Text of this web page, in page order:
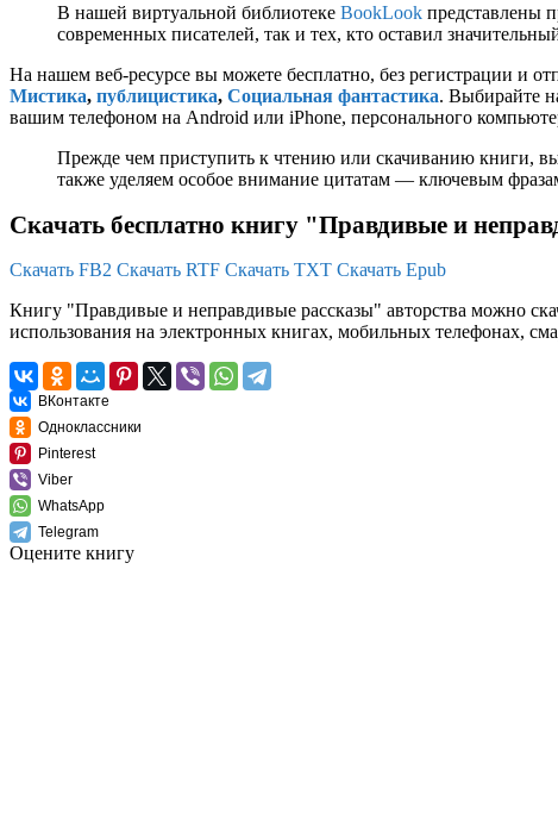
В нашей виртуальной библиотеке BookLook представлены
современных писателей, так и тех, кто оставил
На нашем веб-ресурсе вы можете бесплатно, без регистрации и
Мистика, публицистика, Социальная фантастика. Выбирайте
вашим телефоном на Android или iPhone, персонального
Прежде чем приступить к чтению или скачиванию книги,
также уделяем особое внимание цитатам — ключевым
Скачать бесплатно книгу "Правдивые и
Скачать FB2 Скачать RTF Скачать TXT Скачать Epub
Книгу "Правдивые и неправдивые рассказы" авторства можно
использования на электронных книгах, мобильных телефонах,
ВКонтакте
Одноклассники
Pinterest
Viber
WhatsApp
Telegram
Оцените книгу